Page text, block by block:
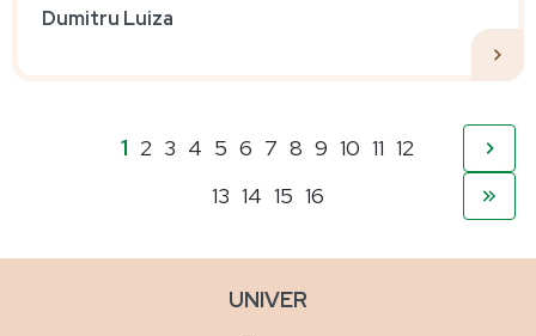
Dumitru Luiza
1 2 3 4 5 6 7 8 9 10 11 12
13 14 15 16
UNIVER